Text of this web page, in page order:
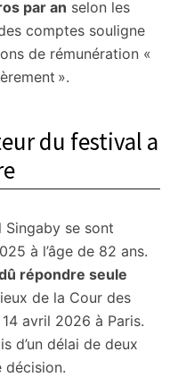
par an selon les
comptes souligne
de rémunération «
».
du festival a
Singaby se sont
à l’âge de 82 ans.
répondre seule
de la Cour des
avril 2026 à Paris.
d’un délai de deux
décision.